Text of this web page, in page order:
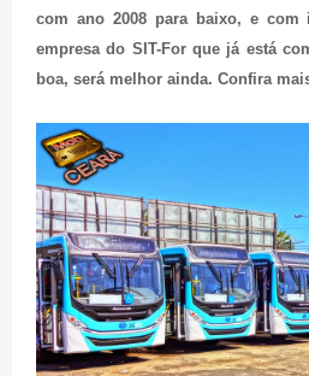
com ano 2008 para baixo, e
empresa do SIT-For que já está
boa, será melhor ainda. Confira